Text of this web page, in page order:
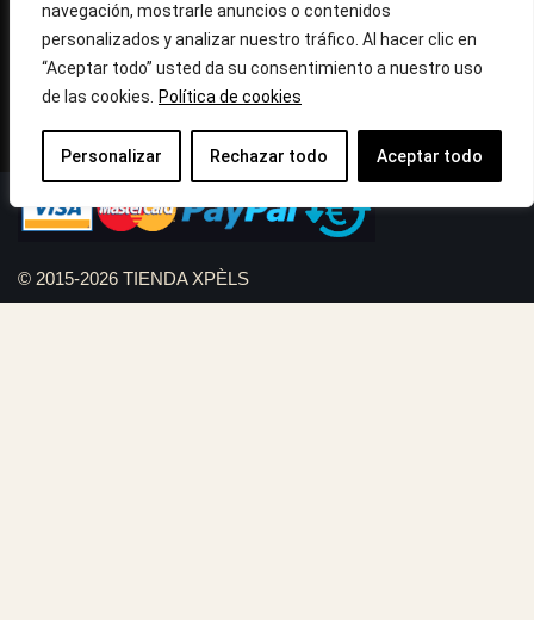
navegación, mostrarle anuncios o contenidos
personalizados y analizar nuestro tráfico. Al hacer clic en
“Aceptar todo” usted da su consentimiento a nuestro uso
de las cookies.
Política de cookies
Personalizar Rechazar todo Aceptar todo
Horario: Lun-Vie 09:30h a 13:30h y 16:45h a 20:00h - Sab
10:30h a 14:.00h
Correo:info@tiendaxpels.com
© 2015-2026 TIENDA XPÈLS